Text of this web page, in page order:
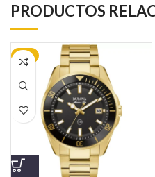
PRODUCTOS
-9%